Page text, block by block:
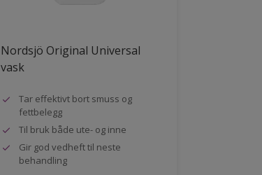
Nordsjö Original Universal
vask
Tar effektivt bort smuss og
fettbelegg
Til bruk både ute- og inne
Gir god vedheft til neste
behandling